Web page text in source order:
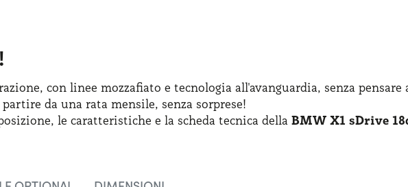
con linee mozzafiato e tecnologia all'avanguardia, senza pensare
partire da una rata mensile, senza sorprese!
, le caratteristiche e la scheda tecnica della BMW X1 sDrive